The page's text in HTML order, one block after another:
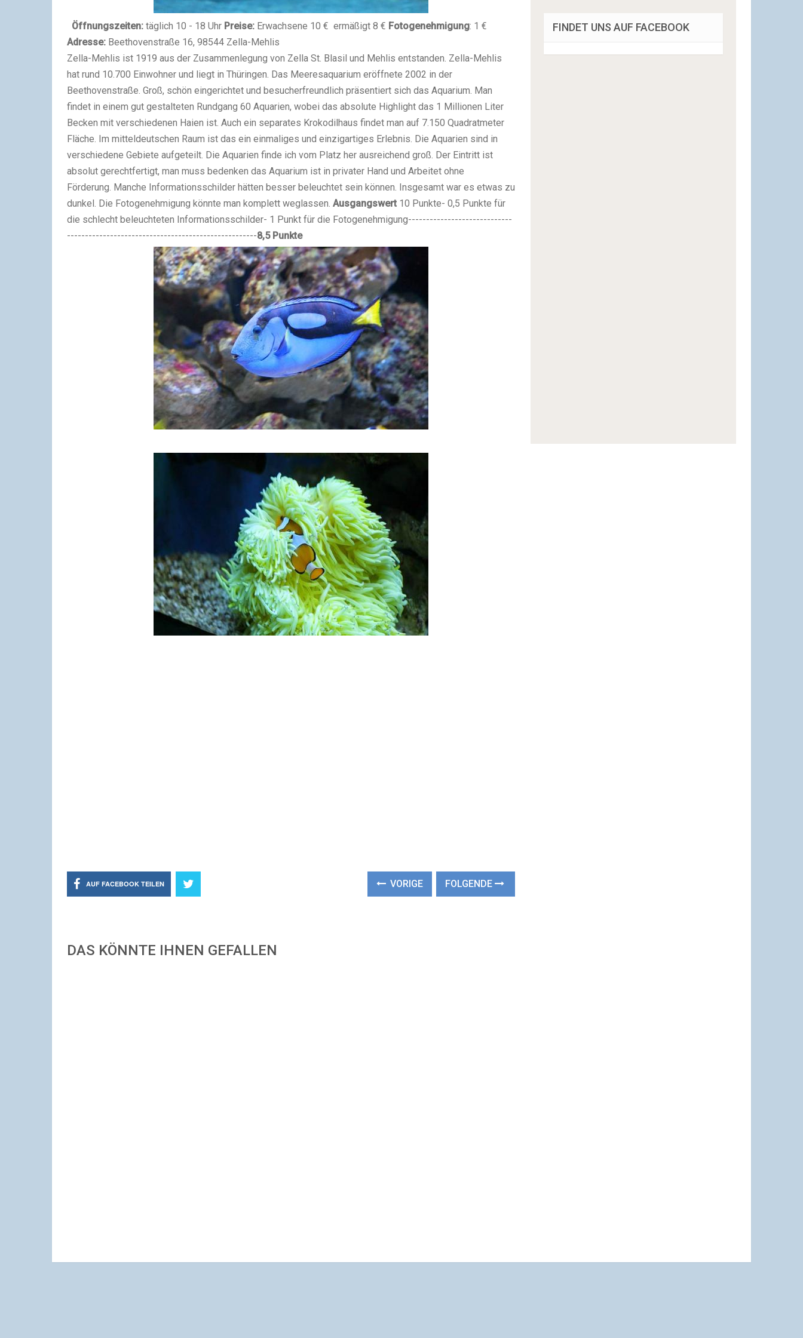
Öffnungszeiten: täglich 10 - 18 Uhr Preise: Erwachsene 10 € ermäßigt 8 € Fotogenehmigung: 1 €
Adresse: Beethovenstraße 16, 98544 Zella-Mehlis
Zella-Mehlis ist 1919 aus der Zusammenlegung von Zella St. Blasil und Mehlis entstanden. Zella-Mehlis
hat rund 10.700 Einwohner und liegt in Thüringen. Das Meeresaquarium eröffnete 2002 in der
Beethovenstraße. Groß, schön eingerichtet und besucherfreundlich präsentiert sich das Aquarium. Man
findet in einem gut gestalteten Rundgang 60 Aquarien, wobei das absolute Highlight das 1 Millionen Liter
Becken mit verschiedenen Haien ist. Auch ein separates Krokodilhaus findet man auf 7.150 Quadratmeter
Fläche. Im mitteldeutschen Raum ist das ein einmaliges und einzigartiges Erlebnis. Die Aquarien sind in
verschiedene Gebiete aufgeteilt. Die Aquarien finde ich vom Platz her ausreichend groß. Der Eintritt ist
absolut gerechtfertigt, man muss bedenken das Aquarium ist in privater Hand und Arbeitet ohne
Förderung. Manche Informationsschilder hätten besser beleuchtet sein können. Insgesamt war es etwas zu
dunkel. Die Fotogenehmigung könnte man komplett weglassen. Ausgangswert 10 Punkte- 0,5 Punkte für
die schlecht beleuchteten Informationsschilder- 1 Punkt für die Fotogenehmigung-----------------------------
-----------------------------------------------------8,5 Punkte
AUF FACEBOOK TEILEN VORIGE FOLGENDE
DAS KÖNNTE IHNEN GEFALLEN
FINDET UNS AUF FACEBOOK